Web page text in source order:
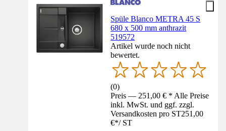
Spüle Blanco METRA 45 S
680 x 500 mm anthrazit
519572
Artikel wurde noch nicht
bewertet.
(0)
Preis — 251,00 € * Alle Preise
inkl. MwSt. und ggf. zzgl.
Versandkosten pro ST251,00
€*/ ST